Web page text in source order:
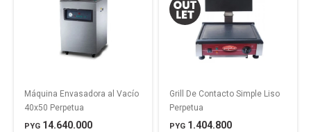
Máquina Envasadora al Vacío
40x50 Perpetua
PYG 14.640.000
Grill De Contacto Simple Liso
Perpetua
PYG 1.404.800